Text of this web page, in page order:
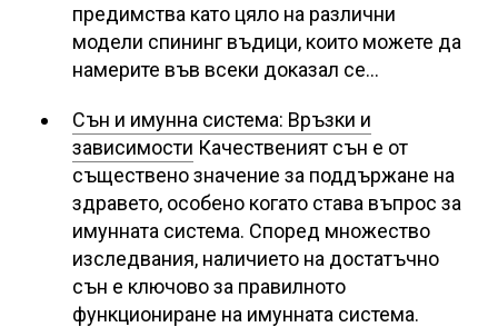
предимства като цяло на различни
модели спининг въдици, които можете да
намерите във всеки доказал се…
Сън и имунна система: Връзки и
зависимости Качественият сън е от
съществено значение за поддържане на
здравето, особено когато става въпрос за
имунната система. Според множество
изследвания, наличието на достатъчно
сън е ключово за правилното
функциониране на имунната система.